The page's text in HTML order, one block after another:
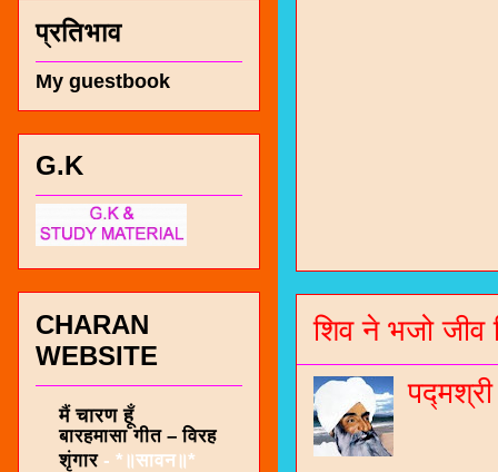
जनरल
चारणी
नंबर
शिव ने भजो जीव
प्रतिभाव
My guestbook
G.K
CHARAN
WEBSITE
मैं चारण हूँ
बारहमासा गीत – विरह
शृंगार - *॥सावन॥*